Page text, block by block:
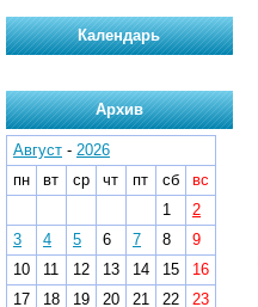
Календарь
Архив
Август - 2026
пн
вт ср чт пт сб
вс
1
2
3
4 5 6 7 8
9
10
11 12 13 14 15
16
17
18 19 20 21 22
23